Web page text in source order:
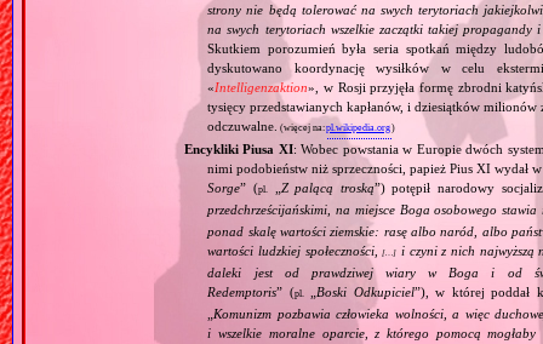
strony nie będą tolerować na swych terytoriach
na swych terytoriach wszelkie zaczątki takiej
Skutkiem porozumień była seria spotkań między
dyskutowano koordynację wysiłków w celu
«Intelligenzaktion», w Rosji przyjęła formę zbrodni
tysięcy przedstawianych kapłanów, i dziesiątków
odczuwalne. (więcej na:pl.wikipedia.org)
Encykliki Piusa XI: Wobec powstania w Europie dwóch
nimi podobieństw niż sprzeczności, papież Pius XI
Sorge” (pl. Z palącą troską”) potępił narodowy
przedchrześcijańskimi, na miejsce Boga osobowego
ponad skalę wartości ziemskie: rasę albo naród, albo
wartości ludzkiej społeczności,[…] i czyni z nich najwyższą
daleki jest od prawdziwej wiary w Boga i od
Redemptoris” (pl. Boski Odkupiciel”), w której poddał
Komunizm pozbawia człowieka wolności, a więc
i wszelkie moralne oparcie, z którego pomocą